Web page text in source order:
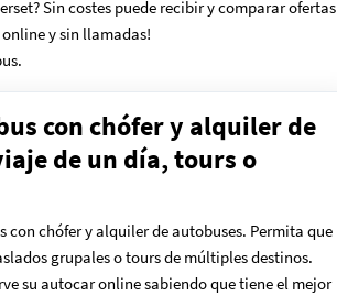
Sin costes puede recibir y comparar ofertas
y sin llamadas!
con chófer y alquiler de
de un día, tours o
chófer y alquiler de autobuses. Permita que
grupales o tours de múltiples destinos.
su autocar online sabiendo que tiene el mejor